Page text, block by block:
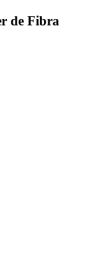
de Fibra